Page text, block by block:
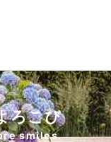
ろこび
smiles.